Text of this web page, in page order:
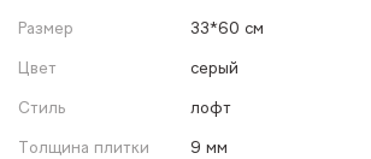
Размер
33*60 см
Цвет
серый
Стиль
лофт
Толщина плитки
9 мм